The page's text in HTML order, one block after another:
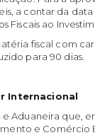
a contar da
Fiscais ao
fiscal com
para 90 dias.
Internacional
Aduaneira que,
e